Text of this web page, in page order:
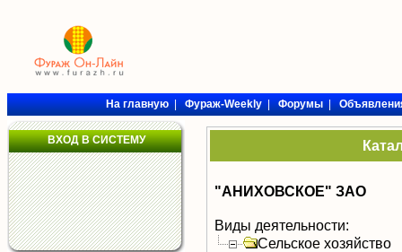
На главную|Фураж-Weekly|Форумы|
ВХОД В СИСТЕМУ
"АНИХОВСКОЕ" ЗАО
Виды деятельности:
Сельское хозяйство